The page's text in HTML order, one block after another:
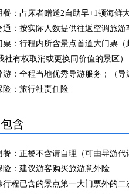
餐：占床者赠送2自助早+1顿海鲜
通：按实际人数提供往返空调旅游
票：行程内所含景点首道大门票
社有权取消或更换同价值的景区）
游：全程当地优秀导游服务；（
险：旅行社责任险
含
餐：正餐不含请自理（可由导游代
险：建议游客购买旅游意外险
行程已含的景点第一大门票外的